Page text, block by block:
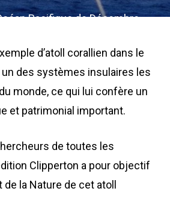
Pacifique de Décembre
d’atoll corallien dans le
des systèmes insulaires les
monde, ce qui lui confère un
et patrimonial important.
de toutes les
Clipperton a pour objectif
la Nature de cet atoll